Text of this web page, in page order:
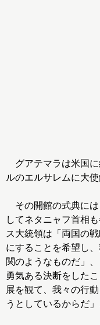
グアテマラは米国に
ルのエルサレムに大使
その開館の式典には
してネタニャフ首相
ス大統領は「両国の
にすることを希望し
関のようなものだ」
勇気ある決断をした
展を観て、我々の行
うとしているからだ」